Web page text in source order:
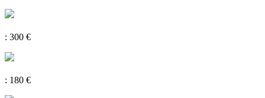
: 300 €
: 180 €